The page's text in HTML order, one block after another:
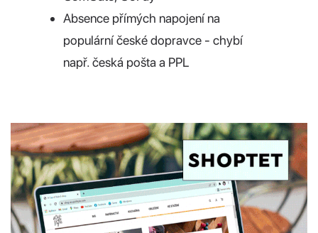
Absence přímých napojení na
populární české dopravce - chybí
např. česká pošta a PPL